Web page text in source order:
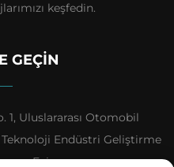
keşfedin.
GEÇIN
1, Uluslararası Otomobil
Endüstri Geliştirme
Evi